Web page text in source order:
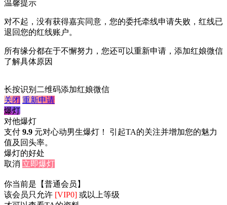
温馨提示
对不起，没有获得嘉宾同意，您的委托牵线申请失败，红线已
退回您的红线账户。
所有缘分都在于不懈努力，您还可以重新申请，添加红娘微信
了解具体原因
长按识别二维码添加红娘微信
关闭 重新申请
爆灯
对他爆灯
支付 9.9 元对心动男生爆灯！ 引起TA的关注并增加您的魅力
值及回头率。
爆灯的好处
取消 立即爆灯
你当前是【普通会员】
该会员只允许 [VIP0] 或以上等级